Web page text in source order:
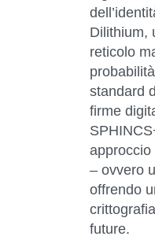
Dilithium,
reticolo
standard
firme
approccio
– ovvero
offrendo
future.